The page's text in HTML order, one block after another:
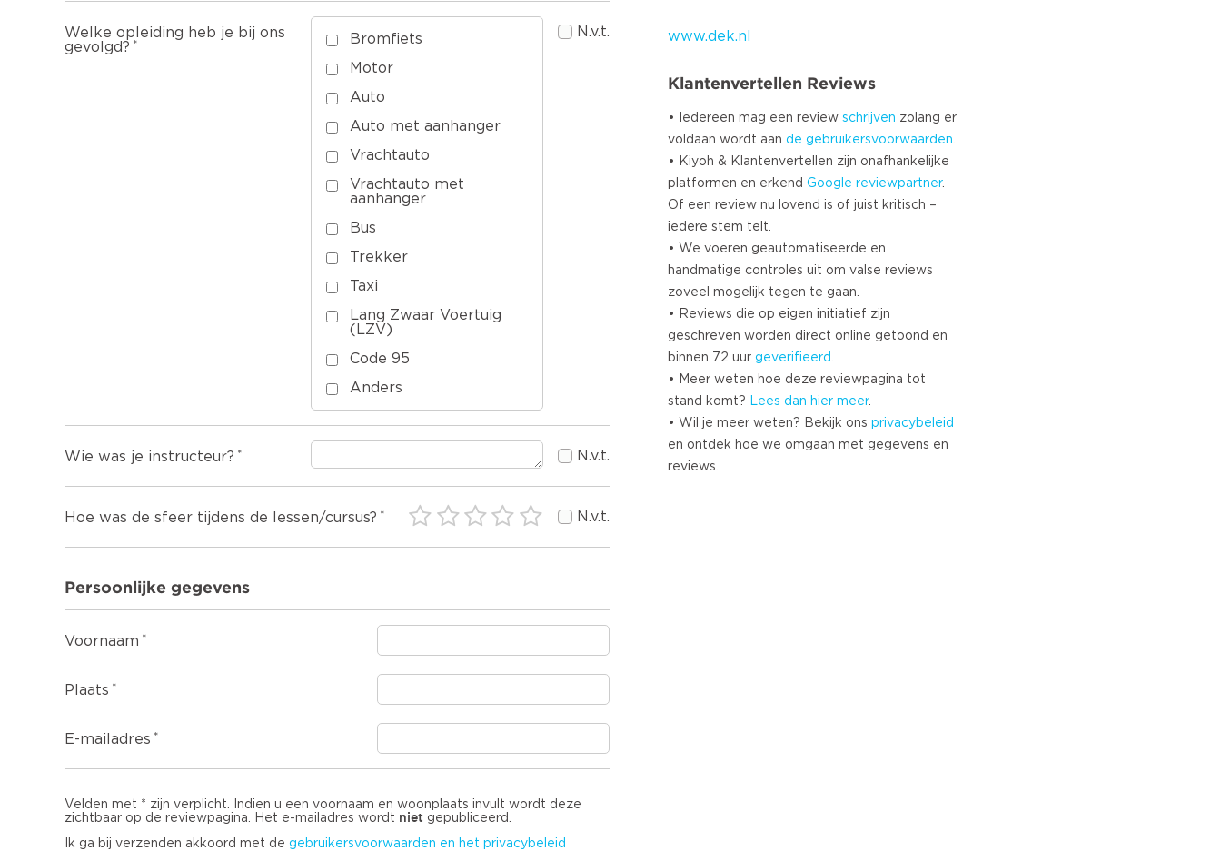
Welke opleiding heb je bij ons
gevolgd?
Bromfiets
Motor
Auto
Auto met aanhanger
Vrachtauto
Vrachtauto met
aanhanger
Bus
Trekker
Taxi
Lang Zwaar Voertuig
(LZV)
Code 95
Anders
N.v.t.
Wie was je instructeur? N.v.t.
Hoe was de sfeer tijdens de lessen/cursus? N.v.t.
Persoonlijke gegevens
Voornaam
Plaats
E-mailadres
Velden met * zijn verplicht. Indien u een voornaam en woonplaats invult wordt deze
zichtbaar op de reviewpagina. Het e-mailadres wordt niet gepubliceerd.
Ik ga bij verzenden akkoord met de gebruikersvoorwaarden en het privacybeleid
www.dek.nl
Klantenvertellen Reviews
• Iedereen mag een review schrijven zolang er
voldaan wordt aan de gebruikersvoorwaarden.
• Kiyoh & Klantenvertellen zijn onafhankelijke
platformen en erkend Google reviewpartner.
Of een review nu lovend is of juist kritisch –
iedere stem telt.
• We voeren geautomatiseerde en
handmatige controles uit om valse reviews
zoveel mogelijk tegen te gaan.
• Reviews die op eigen initiatief zijn
geschreven worden direct online getoond en
binnen 72 uur geverifieerd.
• Meer weten hoe deze reviewpagina tot
stand komt? Lees dan hier meer.
• Wil je meer weten? Bekijk ons privacybeleid
en ontdek hoe we omgaan met gegevens en
reviews.